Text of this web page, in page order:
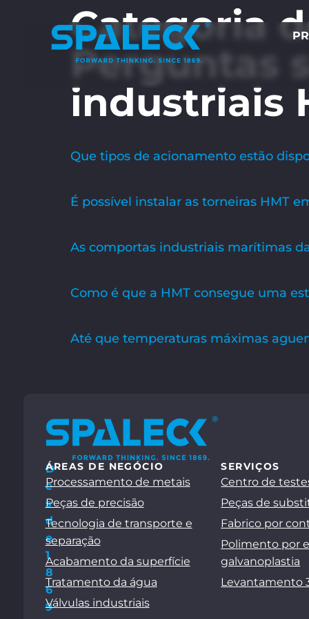
Categoria
Perguntas
industriais
Que tipos de acionamento estão
É possível instalar as torneiras HMT
As comportas industriais marítimas
Como é que a HMT consegue uma
Até que temperaturas máximas
D
e
s
d
e
1
8
6
9
ÁREAS DE NEGÓCIO
Processamento de metais
Peças de precisão
Tecnologia de transporte e
separação
Acabamento da superfície
Tratamento da água
Válvulas industriais
SERVIÇOS
Centro de
Peças de
Fabrico por
Polimento por
galvanoplastia
Levantamento